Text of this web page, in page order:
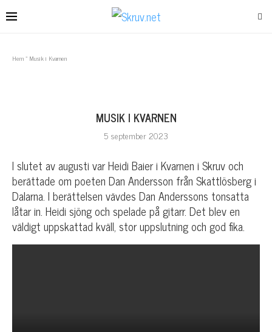
Hem» Musik i Kvarnen
MUSIK I KVARNEN
5 september 2023
I slutet av augusti var Heidi Baier i Kvarnen i Skruv och
berättade om poeten Dan Andersson från Skattlösberg i
Dalarna. I berättelsen vävdes Dan Anderssons tonsatta
låtar in. Heidi sjöng och spelade på gitarr. Det blev en
väldigt uppskattad kväll, stor uppslutning och god fika.